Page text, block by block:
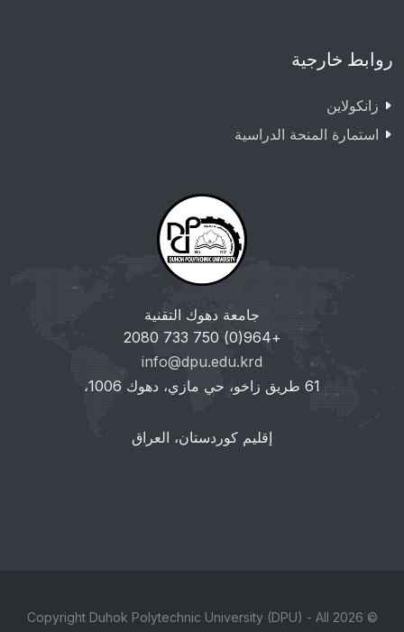
روابط خارجية
زانکولاین
استمارة المنحة الدراسية
جامعة دهوك التقنية
+964(0) 750 733 2080
info@dpu.edu.krd
61 طريق زاخو، حي مازي، دهوك 1006،
إقليم كوردستان، العراق
© 2026 Copyright Duhok Polytechnic University (DPU) - All